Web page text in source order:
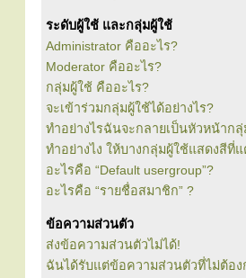
ระดับผู้ใช้ และกลุ่มผู้ใช้
Administrator คืออะไร?
Moderator คืออะไร?
กลุ่มผู้ใช้ คืออะไร?
จะเข้าร่วมกลุ่มผู้ใช้ได้อย่างไร?
ทำอย่างไรฉันจะกลายเป็นหัวหน้ากลุ่
ทำอย่างไง ให้บางกลุ่มผู้ใช้แสดงสีที่
อะไรคือ “Default usergroup”?
อะไรคือ “รายชื่อสมาชิก” ?
ข้อความส่วนตัว
ส่งข้อความส่วนตัวไม่ได้!
ฉันได้รับแต่ข้อความส่วนตัวที่ไม่ต้อง